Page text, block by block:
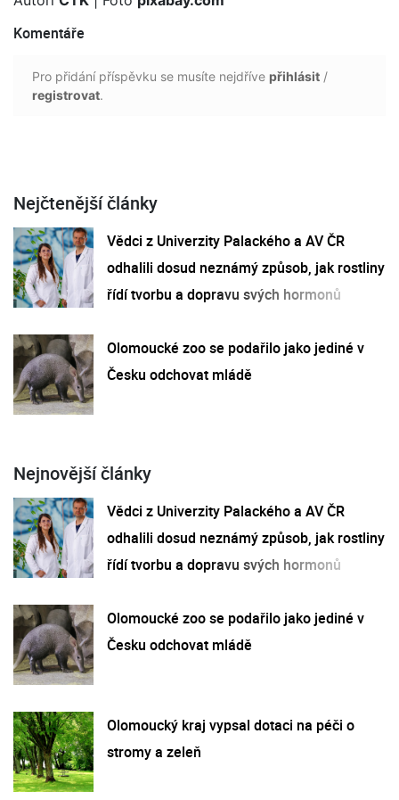
Komentáře
Pro přidání příspěvku se musíte nejdříve přihlásit /
registrovat.
Nejčtenější články
Vědci z Univerzity Palackého a AV ČR
odhalili dosud neznámý způsob, jak rostliny
řídí tvorbu a dopravu svých hormonů
Olomoucké zoo se podařilo jako jediné v
Česku odchovat mládě
Nejnovější články
Vědci z Univerzity Palackého a AV ČR
odhalili dosud neznámý způsob, jak rostliny
řídí tvorbu a dopravu svých hormonů
Olomoucké zoo se podařilo jako jediné v
Česku odchovat mládě
Olomoucký kraj vypsal dotaci na péči o
stromy a zeleň